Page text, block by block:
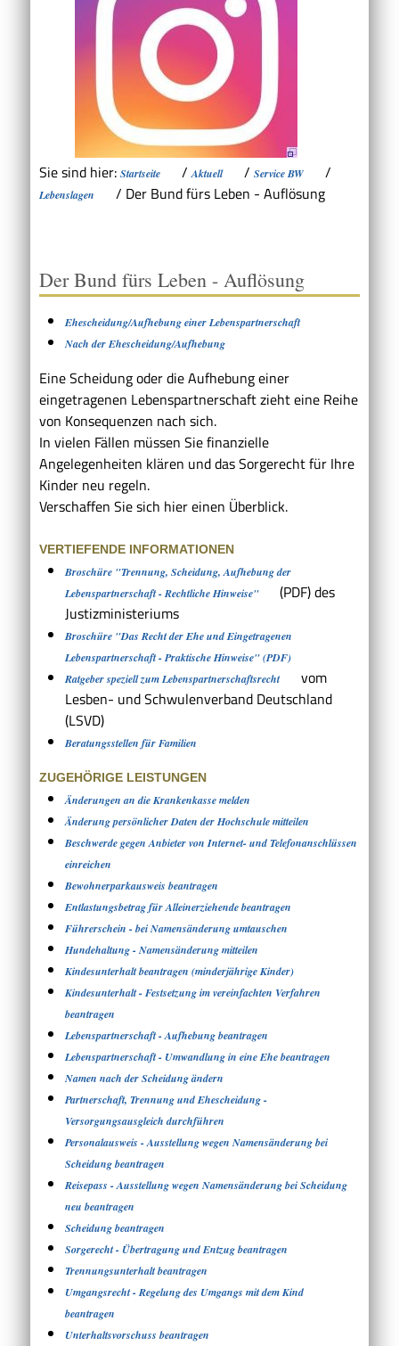
Sie sind hier: Startseite /Aktuell / Service BW /
Lebenslagen / Der Bund fürs Leben - Auflösung
Der Bund fürs Leben - Auflösung
Ehescheidung/Aufhebung einer Lebenspartnerschaft
Nach der Ehescheidung/Aufhebung
Eine Scheidung oder die Aufhebung einer
eingetragenen Lebenspartnerschaft zieht eine Reihe
von Konsequenzen nach sich.
In vielen Fällen müssen Sie finanzielle
Angelegenheiten klären und das Sorgerecht für Ihre
Kinder neu regeln.
Verschaffen Sie sich hier einen Überblick.
VERTIEFENDE INFORMATIONEN
Broschüre "Trennung, Scheidung, Aufhebung der
Lebenspartnerschaft - Rechtliche Hinweise"
(PDF) des
Justizministeriums
Broschüre "Das Recht der Ehe und Eingetragenen
Lebenspartnerschaft - Praktische Hinweise" (PDF)
Ratgeber speziell zum Lebenspartnerschaftsrecht
vom
Lesben- und Schwulenverband Deutschland
(LSVD)
Beratungsstellen für Familien
ZUGEHÖRIGE LEISTUNGEN
Änderungen an die Krankenkasse melden
Änderung persönlicher Daten der Hochschule mitteilen
Beschwerde gegen Anbieter von Internet- und Telefonanschlüssen
einreichen
Bewohnerparkausweis beantragen
Entlastungsbetrag für Alleinerziehende beantragen
Führerschein - bei Namensänderung umtauschen
Hundehaltung - Namensänderung mitteilen
Kindesunterhalt beantragen (minderjährige Kinder)
Kindesunterhalt - Festsetzung im vereinfachten Verfahren
beantragen
Lebenspartnerschaft - Aufhebung beantragen
Lebenspartnerschaft - Umwandlung in eine Ehe beantragen
Namen nach der Scheidung ändern
Partnerschaft, Trennung und Ehescheidung -
Versorgungsausgleich durchführen
Personalausweis - Ausstellung wegen Namensänderung bei
Scheidung beantragen
Reisepass - Ausstellung wegen Namensänderung bei Scheidung
neu beantragen
Scheidung beantragen
Sorgerecht - Übertragung und Entzug beantragen
Trennungsunterhalt beantragen
Umgangsrecht - Regelung des Umgangs mit dem Kind
beantragen
Unterhaltsvorschuss beantragen